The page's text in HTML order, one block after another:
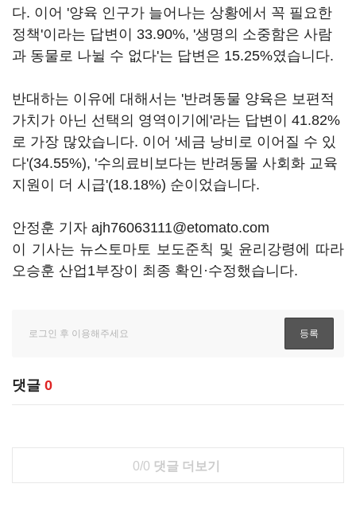
다. 이어 '양육 인구가 늘어나는 상황에서 꼭 필요한
정책'이라는 답변이 33.90%, '생명의 소중함은 사람
과 동물로 나뉠 수 없다'는 답변은 15.25%였습니다.
반대하는 이유에 대해서는 '반려동물 양육은 보편적
가치가 아닌 선택의 영역이기에'라는 답변이 41.82%
로 가장 많았습니다. 이어 '세금 낭비로 이어질 수 있
다'(34.55%), '수의료비보다는 반려동물 사회화 교육
지원이 더 시급'(18.18%) 순이었습니다.
안정훈 기자 ajh76063111@etomato.com
이 기사는 뉴스토마토 보도준칙 및 윤리강령에 따라
오승훈 산업1부장이 최종 확인·수정했습니다.
댓글 0
0/0 댓글 더보기